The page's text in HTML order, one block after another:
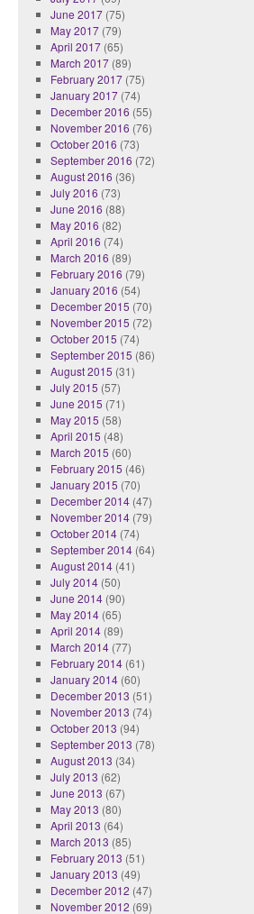
June 2017(75)
May 2017(79)
April 2017(65)
March 2017(89)
February 2017(75)
January 2017(74)
December 2016 (55)
November 2016 (76)
October 2016 (73)
September 2016 (72)
August 2016 (36)
July 2016 (73)
June 2016 (88)
May 2016 (82)
April 2016 (74)
March 2016 (89)
February 2016 (79)
January 2016 (54)
December 2015 (70)
November 2015 (72)
October 2015 (74)
September 2015 (86)
August 2015 (31)
July 2015 (57)
June 2015 (71)
May 2015 (58)
April 2015 (48)
March 2015 (60)
February 2015 (46)
January 2015 (70)
December 2014(47)
November 2014(79)
October 2014(74)
September 2014(64)
August 2014(41)
July 2014(50)
June 2014(90)
May 2014(65)
April 2014(89)
March 2014(77)
February 2014(61)
January 2014(60)
December 2013 (51)
November 2013 (74)
October 2013 (94)
September 2013 (78)
August 2013 (34)
July 2013 (62)
June 2013 (67)
May 2013 (80)
April 2013 (64)
March 2013 (85)
February 2013 (51)
January 2013 (49)
December 2012 (47)
November 2012 (69)